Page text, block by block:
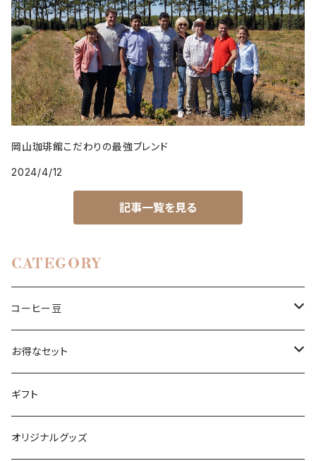
岡山珈琲館こだわりの最強ブレンド
2024/4/12
記事一覧を見る
CATEGORY
コーヒー豆
ハウスブレンド
プレミアムブレンド
カフェインレス
お得なセット
コーヒー豆
ドリップパック
ギフト
オリジナルグッズ